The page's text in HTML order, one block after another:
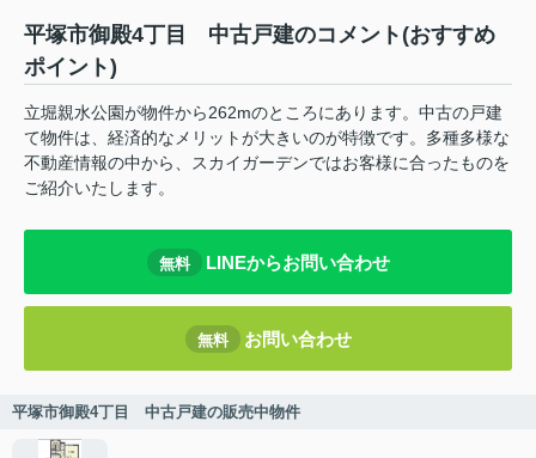
平塚市御殿4丁目 中古戸建のコメント(おすすめ
ポイント)
立堀親水公園が物件から262mのところにあります。中古の戸建
て物件は、経済的なメリットが大きいのが特徴です。多種多様な
不動産情報の中から、スカイガーデンではお客様に合ったものを
ご紹介いたします。
無料 LINEからお問い合わせ
無料 お問い合わせ
平塚市御殿4丁目 中古戸建の販売中物件